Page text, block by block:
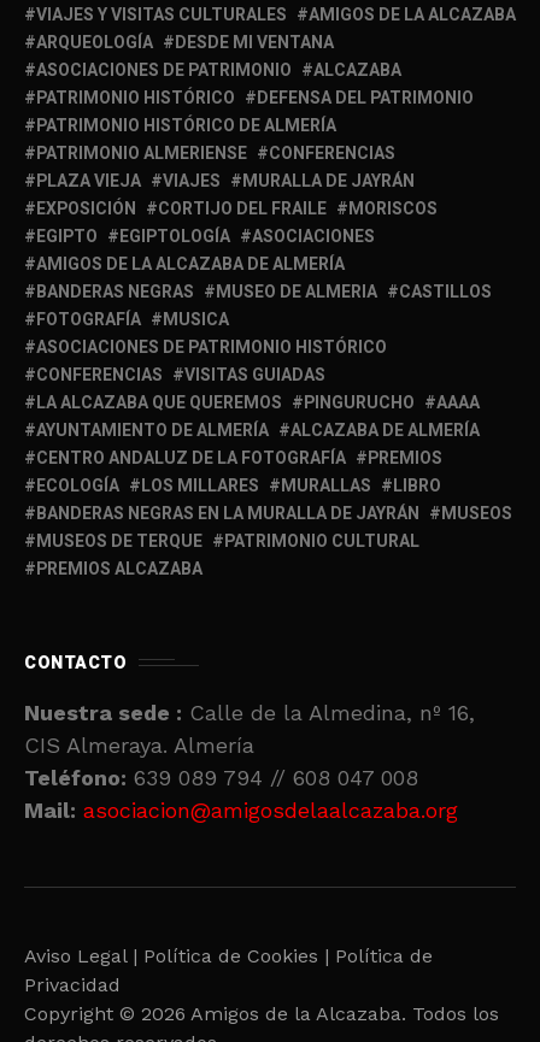
VIAJES Y VISITAS CULTURALES
AMIGOS DE LA ALCAZABA
ARQUEOLOGÍA
DESDE MI VENTANA
ASOCIACIONES DE PATRIMONIO
ALCAZABA
PATRIMONIO HISTÓRICO
DEFENSA DEL PATRIMONIO
PATRIMONIO HISTÓRICO DE ALMERÍA
PATRIMONIO ALMERIENSE
CONFERENCIAS
PLAZA VIEJA
VIAJES
MURALLA DE JAYRÁN
EXPOSICIÓN
CORTIJO DEL FRAILE
MORISCOS
EGIPTO
EGIPTOLOGÍA
ASOCIACIONES
AMIGOS DE LA ALCAZABA DE ALMERÍA
BANDERAS NEGRAS
MUSEO DE ALMERIA
CASTILLOS
FOTOGRAFÍA
MUSICA
ASOCIACIONES DE PATRIMONIO HISTÓRICO
CONFERENCIAS
VISITAS GUIADAS
LA ALCAZABA QUE QUEREMOS
PINGURUCHO
AAAA
AYUNTAMIENTO DE ALMERÍA
ALCAZABA DE ALMERÍA
CENTRO ANDALUZ DE LA FOTOGRAFÍA
PREMIOS
ECOLOGÍA
LOS MILLARES MURALLAS
LIBRO
BANDERAS NEGRAS EN LA MURALLA DE JAYRÁN
MUSEOS
MUSEOS DE TERQUE
PATRIMONIO CULTURAL
PREMIOS ALCAZABA
CONTACTO
Nuestra sede : Calle de la Almedina, nº 16,
CIS Almeraya. Almería
Teléfono: 639 089 794 // 608 047 008
Mail: asociacion@amigosdelaalcazaba.org
Aviso Legal | Política de Cookies | Política de
Privacidad
Copyright © 2026 Amigos de la Alcazaba. Todos los